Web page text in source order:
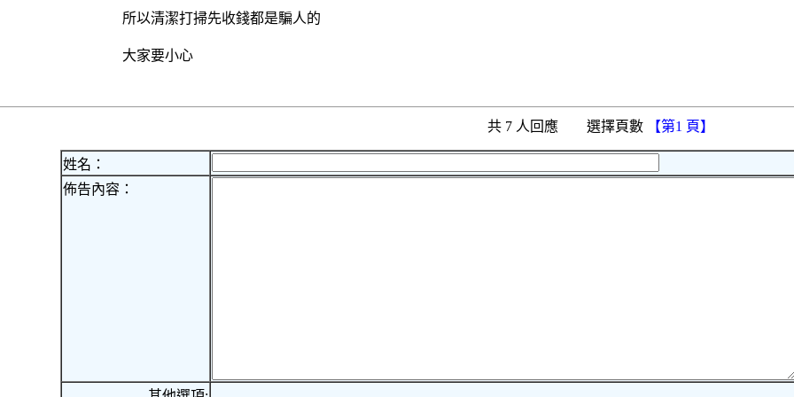
所以清潔打掃先收錢都是騙人的
大家要小心
共 7 人回應 選擇頁數 【第1 頁】
姓名：
佈告內容：